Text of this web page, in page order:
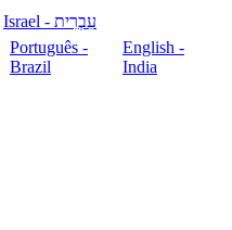
עִבְרִית - Israel
Português -
Brazil
English -
India